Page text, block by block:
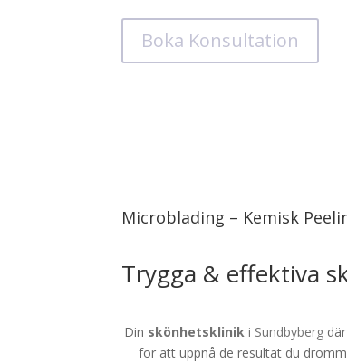
Boka Konsultation
Microblading – Kemisk
Trygga & effektiva
Din skönhetsklinik i Sundbyberg
för att uppnå de resultat du